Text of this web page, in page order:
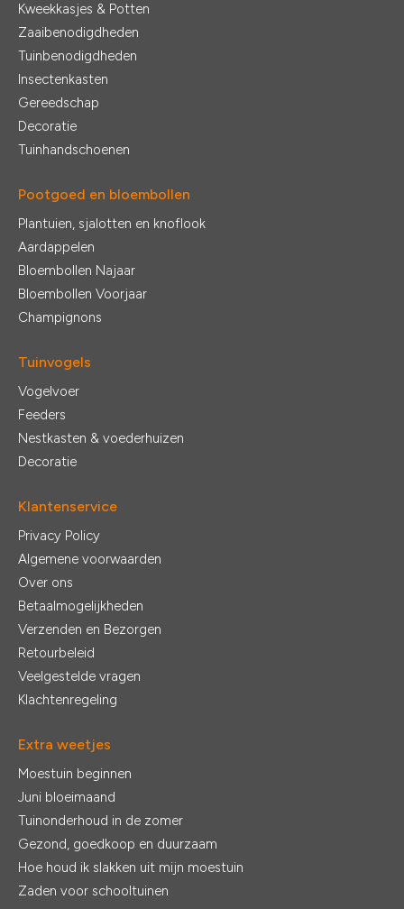
Kweekkasjes & Potten
Zaaibenodigdheden
Tuinbenodigdheden
Insectenkasten
Gereedschap
Decoratie
Tuinhandschoenen
Pootgoed en bloembollen
Plantuien, sjalotten en knoflook
Aardappelen
Bloembollen Najaar
Bloembollen Voorjaar
Champignons
Tuinvogels
Vogelvoer
Feeders
Nestkasten & voederhuizen
Decoratie
Klantenservice
Privacy Policy
Algemene voorwaarden
Over ons
Betaalmogelijkheden
Verzenden en Bezorgen
Retourbeleid
Veelgestelde vragen
Klachtenregeling
Extra weetjes
Moestuin beginnen
Juni bloeimaand
Tuinonderhoud in de zomer
Gezond, goedkoop en duurzaam
Hoe houd ik slakken uit mijn moestuin
Zaden voor schooltuinen